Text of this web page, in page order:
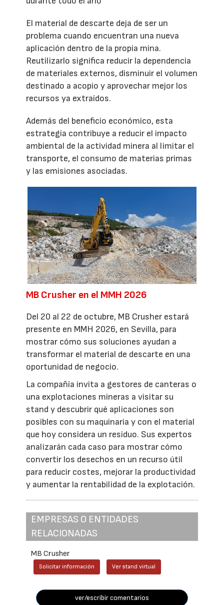
El material de descarte deja de ser un
problema cuando encuentran una nueva
aplicación dentro de la propia mina.
Reutilizarlo significa reducir la dependencia
de materiales externos, disminuir el volumen
destinado a acopio y aprovechar mejor los
recursos ya extraídos.
Además del beneficio económico, esta
estrategia contribuye a reducir el impacto
ambiental de la actividad minera al limitar el
transporte, el consumo de materias primas
y las emisiones asociadas.
MB Crusher en el MMH 2026
Del 20 al 22 de octubre, MB Crusher estará
presente en MMH 2026, en Sevilla, para
mostrar cómo sus soluciones ayudan a
transformar el material de descarte en una
oportunidad de negocio.
La compañía invita a gestores de canteras o
una explotaciones mineras a visitar su
stand y descubrir qué aplicaciones son
posibles con su maquinaria y con el material
que hoy considera un residuo. Sus expertos
analizarán cada caso para mostrar cómo
convertir los desechos en un recurso útil
para reducir costes, mejorar la productividad
y aumentar la rentabilidad de la explotación.
EMPRESAS O ENTIDADES
RELACIONADAS
MB Crusher
Solicitar información Ver stand virtual
ver/escribir comentarios